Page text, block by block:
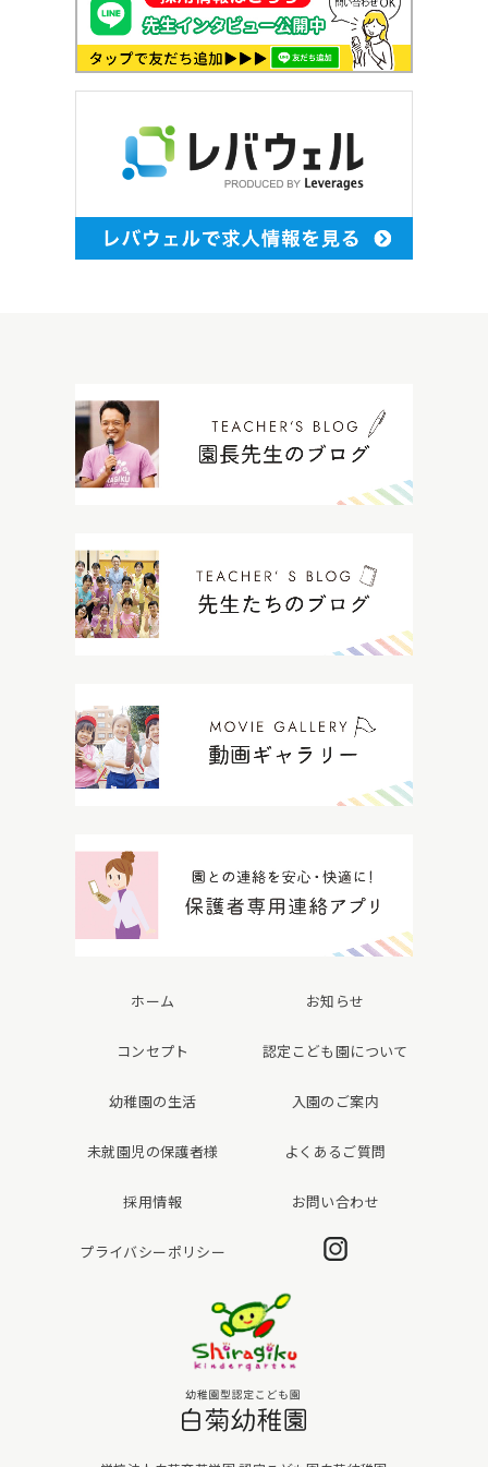
ホーム お知らせ
コンセプト 認定こども園について
幼稚園の生活 入園のご案内
未就園児の保護者様 よくあるご質問
採用情報 お問い合わせ
プライバシーポリシー